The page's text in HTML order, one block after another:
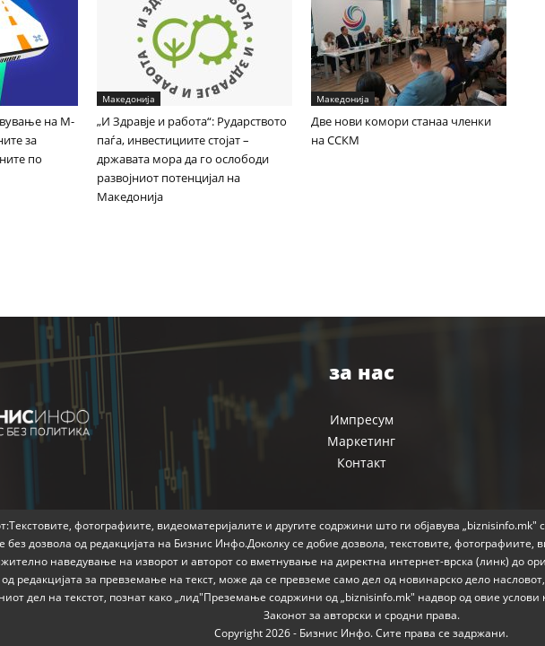
на М-
за
по
Македонија
„И Здравје и работа“: Рударството
паѓа, инвестициите стојат –
државата мора да го ослободи
развојниот потенцијал на
Македонија
Македонија
Две нови комори станаа членки
на ССКМ
за нас
Импресум
Маркетинг
Контакт
фотографиите, видеоматеријалите и другите содржини што ги објавува „biznisinfo.mk"
дозвола од редакцијата на Бизнис Инфо.Доколку се добие дозвола, текстовите, фотографиите,
наведување на изворот и авторот со вметнување на директна интернет-врска (линк) до
редакцијата за превземање на текст, може да се превземе само дел од новинарско дело
дел на текстот, познат како „лид"Преземање содржини од „biznisinfo.mk" надвор од овие
Законот за авторски и сродни права.
Copyright 2026 - Бизнис Инфо. Сите права се задржани.